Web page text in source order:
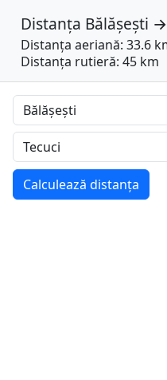
Distanța Bălășești →
Distanța aeriană: 33.6
Distanța rutieră: 45 km
Calculează distanța